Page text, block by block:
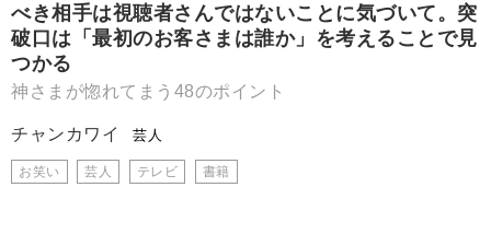
べき相手は視聴者さんではないことに気づいて。突
破口は「最初のお客さまは誰か」を考えることで見
つかる
神さまが惚れてまう48のポイント
チャンカワイ 芸人
お笑い 芸人 テレビ 書籍